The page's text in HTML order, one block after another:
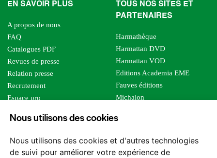
Nous utilisons des cookies
Nous utilisons des cookies et d'autres technologies
de suivi pour améliorer votre expérience de
EN SAVOIR PLUS
A propos de nous
FAQ
Catalogues PDF
Revues de presse
Relation presse
Recrutement
Espace pro
Foreign rights
TOUS NOS SITES ET
PARTENAIRES
Harmathèque
Harmattan DVD
Harmattan VOD
Editions Academia EME
Fauves éditions
Michalon
Editions Sutton
Les impliqués